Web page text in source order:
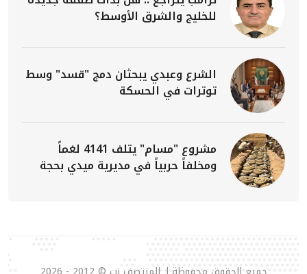
للخليج والشرق الأوسط؟
الشرع وعبدي يبحثان دمج "قسد" وسط
توترات في الحسكة
مشروع "مسام" يتلف 4141 لغماً
ومخلفاً حربياً في مديرية ميدي بحجة